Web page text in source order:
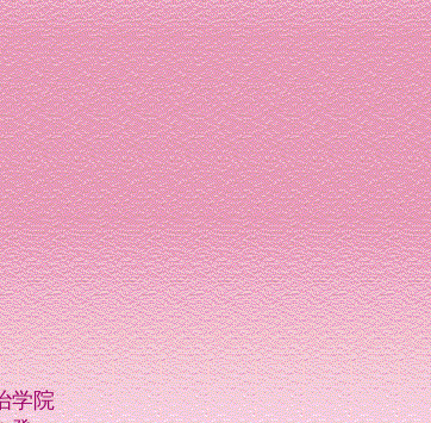
学院